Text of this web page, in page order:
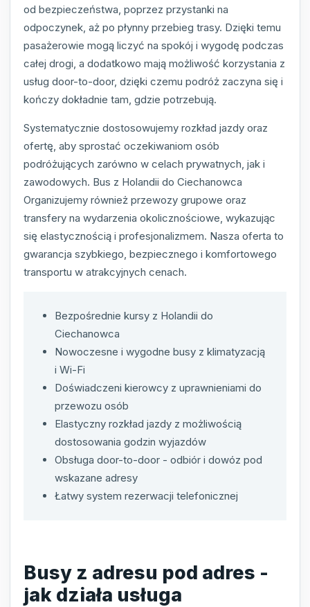
od bezpieczeństwa, poprzez przystanki na
odpoczynek, aż po płynny przebieg trasy. Dzięki temu
pasażerowie mogą liczyć na spokój i wygodę podczas
całej drogi, a dodatkowo mają możliwość korzystania z
usług door-to-door, dzięki czemu podróż zaczyna się i
kończy dokładnie tam, gdzie potrzebują.
Systematycznie dostosowujemy rozkład jazdy oraz
ofertę, aby sprostać oczekiwaniom osób
podróżujących zarówno w celach prywatnych, jak i
zawodowych. Bus z Holandii do Ciechanowca
Organizujemy również przewozy grupowe oraz
transfery na wydarzenia okolicznościowe, wykazując
się elastycznością i profesjonalizmem. Nasza oferta to
gwarancja szybkiego, bezpiecznego i komfortowego
transportu w atrakcyjnych cenach.
Bezpośrednie kursy z Holandii do
Ciechanowca
Nowoczesne i wygodne busy z klimatyzacją
i Wi-Fi
Doświadczeni kierowcy z uprawnieniami do
przewozu osób
Elastyczny rozkład jazdy z możliwością
dostosowania godzin wyjazdów
Obsługa door-to-door - odbiór i dowóz pod
wskazane adresy
Łatwy system rezerwacji telefonicznej
Busy z adresu pod adres -
jak działa usługa